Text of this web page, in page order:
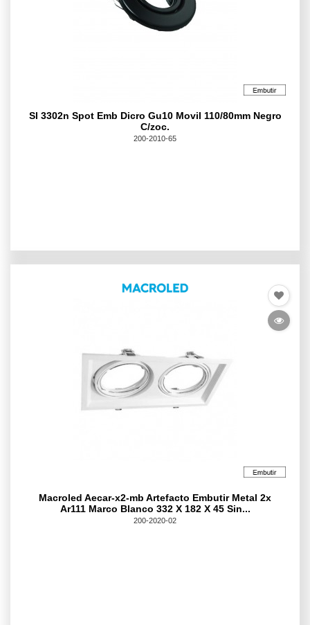
Sl 3302n Spot Emb Dicro Gu10 Movil 110/80mm Negro
C/zoc.
200-2010-65
Macroled Aecar-x2-mb Artefacto Embutir Metal 2x
Ar111 Marco Blanco 332 X 182 X 45 Sin...
200-2020-02